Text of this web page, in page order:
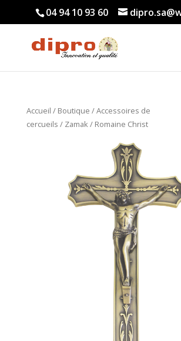
04 94 10 93 60
Accueil / Boutique /Accessoires de
cercueils / Zamak / Romaine Christ